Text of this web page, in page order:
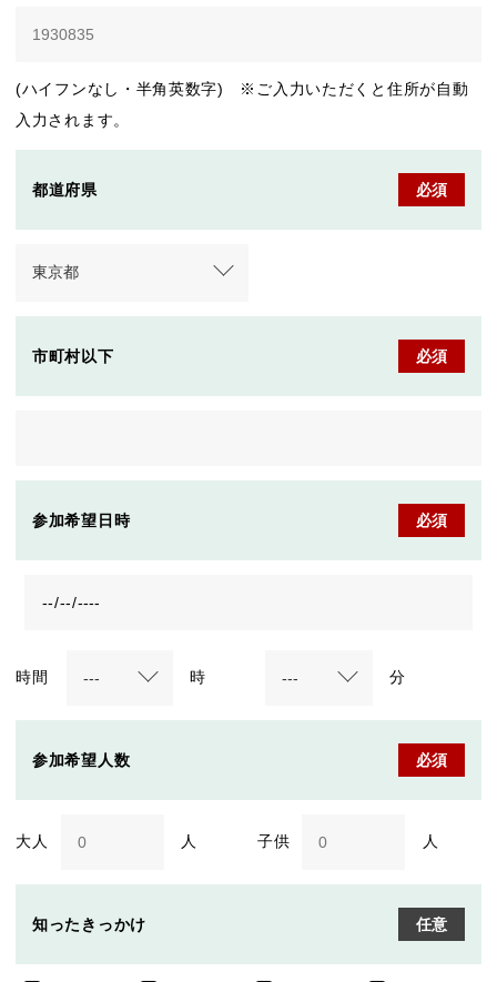
(ハイフンなし・半角英数字) ※ご入力いただくと住所が自動
入力されます。
都道府県 必須
市町村以下 必須
参加希望日時 必須
時間 時 分
参加希望人数 必須
大人 人 子供 人
知ったきっかけ 任意